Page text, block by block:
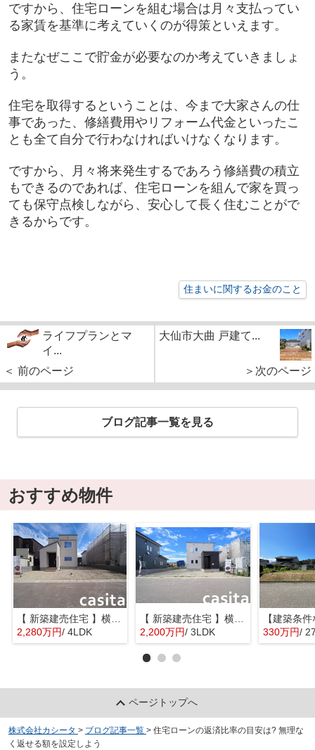
ですから、住宅ローンを組む場合は月々支払ってい
る家賃を基準に考えていくのが得策といえます。
またなぜここで貯金が必要なのか考えていきましょ
う。
住宅を取得するということは、今まで大家さんの仕
事であった、修繕費用やリフォーム代金といったこ
とも全て自分で行わなければいけなくなります。
ですから、月々将来発生するであろう修繕費の積立
もできるのであれば、住宅ローンを組んで家を買っ
ても保守点検しながら、安心して長く住むことがで
きるからです。
住まいに関するお金のこと
ライフプランとマ
イ...
＜ 前のページ
大仙市大曲 戸建て...
＞次のページ
ブログ記事一覧を見る
おすすめ物件
【 新築建売住宅 】横手市八幡字長者町No58 横手北小学校区のオール電化 4LDK
2,280万円/ 4LDK
【 新築建売住宅 】横手市八幡字長者町No50 横手北小学校区のオール電化 3LDK
2,200万円/ 3LDK 330万円/
ページトップへ
株式会社カシータ > ブログ記事一覧 > 住宅ローンの返済比率の目安は? 無理な
く返せる額を設定しよう